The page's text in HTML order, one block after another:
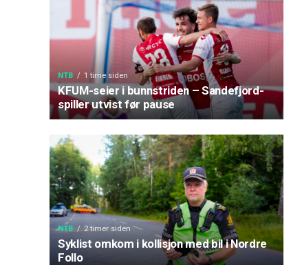
NTB 1 time siden
KFUM-seier i bunnstriden – Sandefjord-
spiller utvist før pause
NTB 2 timer siden
Syklist omkom i kollisjon med bil i Nordre
Follo